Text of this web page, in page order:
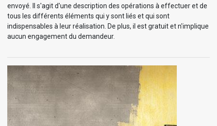
envoyé. Il s'agit d'une description des opérations à effectuer et de
tous les différents éléments qui y sont liés et qui sont
indispensables à leur réalisation. De plus, il est gratuit et n'implique
aucun engagement du demandeur.